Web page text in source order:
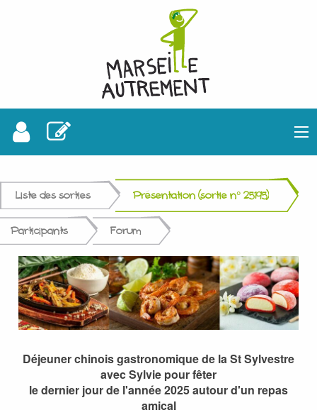
Liste des sorties Présentation (sortie n° 25195)
Participants Forum
Déjeuner chinois gastronomique de la St Sylvestre
avec Sylvie pour fêter
le dernier jour de l'année 2025 autour d'un repas
amical